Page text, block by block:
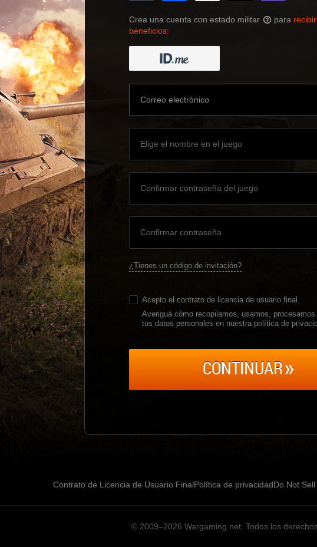
Crea una cuenta con estado militar ? para
beneficios:
¿Tienes un código de invitación?
Acepto el contrato de licencia de usuario final .
Averiguá cómo recopilamos, usamos,
tus datos personales en nuestra política de
CONTINUAR
Contrato de Licencia de Usuario FinalPolítica de privacidadDo Not
© 2009–2026 Wargaming.net. Todos los